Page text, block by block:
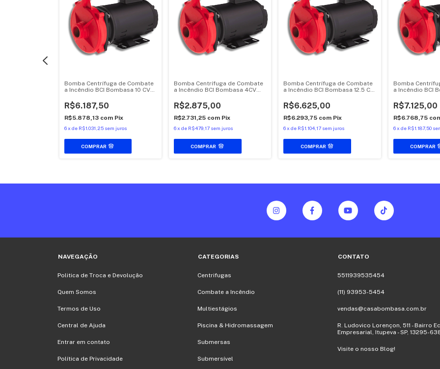
Bomba Centrífuga de Combate
a Incêndio BCI Bombasa 10 CV
R$6.187,50
R$5.878,13 com Pix
6x de R$1.031,25 sem juros
Bomba Centrífuga de Combate
a Incêndio BCI Bombasa 4CV
R$2.875,00
R$2.731,25 com Pix
6xde R$479,17 sem juros
Bomba Centrífuga de Combate
a Incêndio BCI Bombasa 12.5 CV
R$6.625,00
R$6.293,75 com Pix
6xde R$1.104,17 sem juros
Bomba
a Incêndio BCI
R$7.125,00
R$6.768,75
6 x de R$1.187,50
NAVEGAÇÃO
Politica de Troca e Devolução
Quem Somos
Termos de Uso
Central de Ajuda
Entrar em contato
Política de Privacidade
CATEGORIAS
Centrifugas
Combate a Incêndio
Multiestágios
Piscina & Hidromassagem
Submersas
Submersível
CONTATO
5511939535454
(11) 93953-5454
vendas@casabombasa.com.br
R. Ludovico Lorençon, 511 - Bairro
Empresarial, Itupeva - SP, 13295-
Visite o nosso Blog!